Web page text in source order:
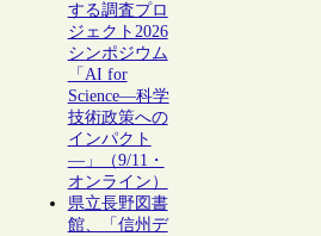
する調査プロ
ジェクト2026
シンポジウム
「AI for
Science―科学
技術政策への
インパクト
―」（9/11・
オンライン）
県立長野図書
館、「信州デ